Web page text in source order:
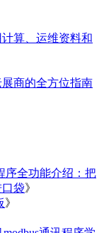
算、运维资料和
商的全方位指南
序全功能介绍：把
袋》
》